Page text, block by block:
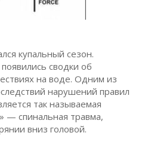
купальный сезон.
сводки об
на воде. Одним из
нарушений правил
так называемая
— спинальная травма,
вниз головой.